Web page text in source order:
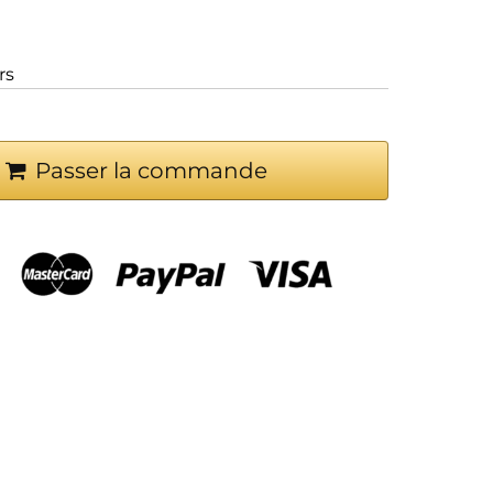
Passer la commande